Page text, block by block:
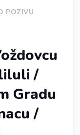
POZIVU
/
Gradu
/